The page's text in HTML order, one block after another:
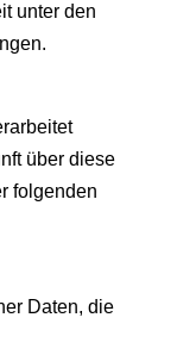
unter den
über diese
folgenden
Daten, die